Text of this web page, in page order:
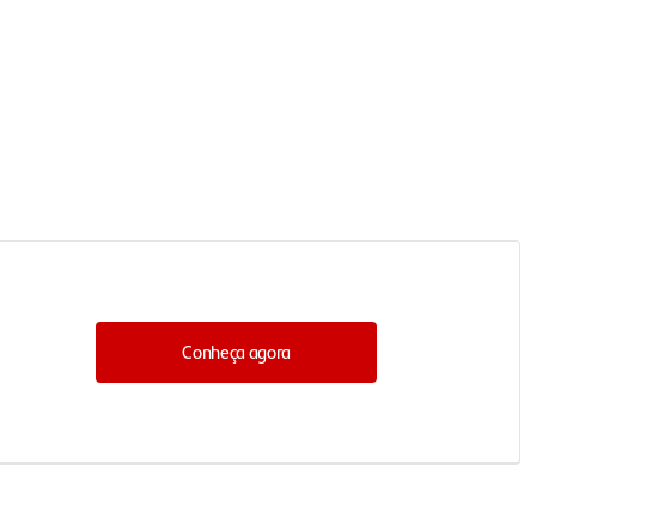
Conheça agora